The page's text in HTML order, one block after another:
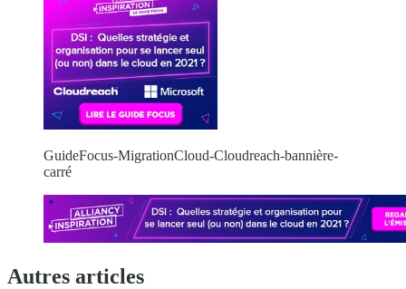
GuideFocus-MigrationCloud-Cloudreach-bannière-
carré
Autres articles